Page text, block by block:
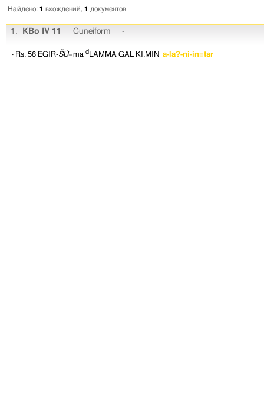
Найдено: 1 вхождений, 1 документов
1. KBo IV 11 Cuneiform -
· Rs. 56 EGIR-ŠÚ=ma d LAMMA GAL KI.MIN a-la?-ni-in=tar